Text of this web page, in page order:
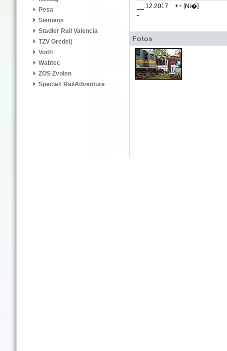
Pesa
Siemens
Stadler Rail Valencia
TZV Gredelj
Voith
Wabtec
ZOS Zvolen
Special: RailAdventure
__.12.2017
-
++ [Ni�]
Fotos